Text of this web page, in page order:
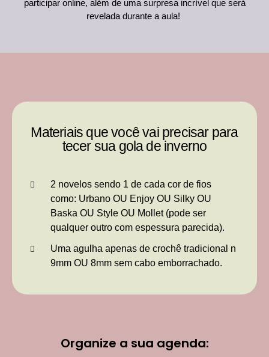
participar online, além de uma surpresa incrível que será
revelada durante a aula!
Materiais que você vai precisar para
tecer sua gola de inverno
2 novelos sendo 1 de cada cor de fios
como: Urbano OU Enjoy OU Silky OU
Baska OU Style OU Mollet (pode ser
qualquer outro com espessura parecida).
Uma agulha apenas de crochê tradicional n
9mm OU 8mm sem cabo emborrachado.
Organize a sua agenda: